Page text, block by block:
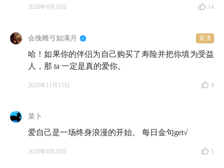
2020年8月20日 14
会挽雕弓如满月 置顶
哈！如果你的伴侣为自己购买了寿险并把你填为受益
人，那 ta 一定是真的爱你。
2020年11月13日 9
菜卜
爱自己是一场终身浪漫的开始。 每日金句get√
2020年8月20日 5